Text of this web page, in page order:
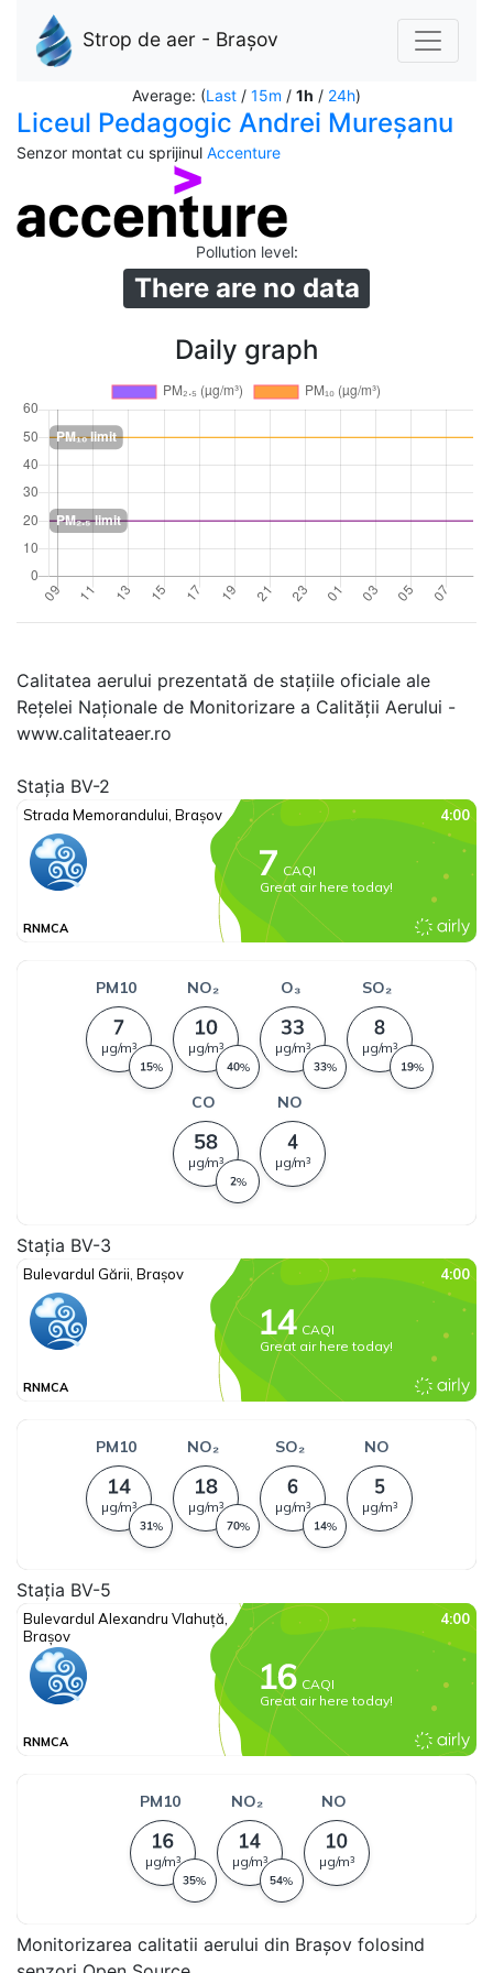
Strop de aer - Brașov
Average: (Last / 15m / 1h / 24h)
Liceul Pedagogic Andrei Mureșanu
Senzor montat cu sprijinul Accenture
Pollution level:
There are no data
Daily graph
Calitatea aerului prezentată de stațiile oficiale ale
Rețelei Naționale de Monitorizare a Calității Aerului -
www.calitateaer.ro
Stația BV-2
Stația BV-3
Stația BV-5
Monitorizarea calitatii aerului din Brașov folosind